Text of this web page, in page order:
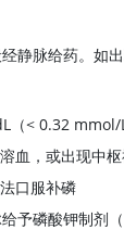
静脉给药。如
（< 0.32 mmol/L
溶血，或出现中
口服补磷
予磷酸钾制剂